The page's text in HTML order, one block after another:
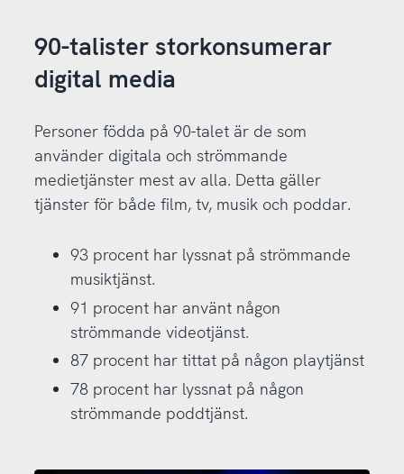
90-talister storkonsumerar
digital media
Personer födda på 90-talet är de som
använder digitala och strömmande
medietjänster mest av alla. Detta gäller
tjänster för både film, tv, musik och poddar.
93 procent har lyssnat på strömmande
musiktjänst.
91 procent har använt någon
strömmande videotjänst.
87 procent har tittat på någon playtjänst
78 procent har lyssnat på någon
strömmande poddtjänst.